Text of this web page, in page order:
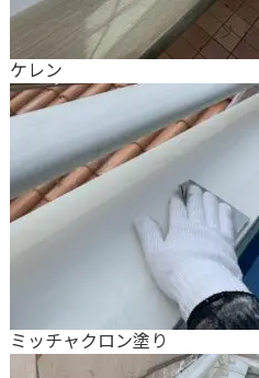
ケレン
ミッチャクロン塗り